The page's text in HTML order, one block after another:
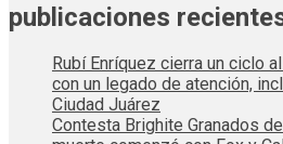
publicaciones
Rubí Enríquez cierra un ciclo
con un legado de atención,
Ciudad Juárez
Contesta Brighite Granados